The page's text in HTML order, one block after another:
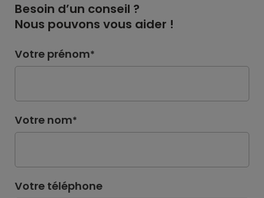
Besoin d’un conseil ?
Nous pouvons vous aider !
Votre prénom*
Votre nom*
Votre téléphone